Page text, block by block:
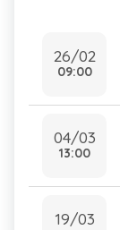
26/02
09:00
04/03
13:00
19/03